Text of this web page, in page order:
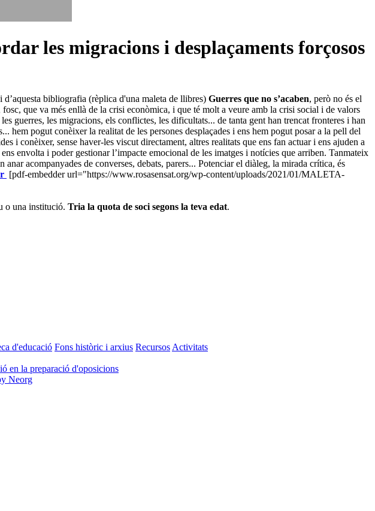
les migracions i desplaçaments forçosos
d’aquesta bibliografia (rèplica d'una maleta de llibres) Guerres que no s’acaben, però no és el
que va més enllà de la crisi econòmica, i que té molt a veure amb la crisi social i de valors
guerres, les migracions, els conflictes, les dificultats... de tanta gent han trencat fronteres i han
pogut conèixer la realitat de les persones desplaçades i ens hem pogut posar a la pell del
i conèixer, sense haver-les viscut directament, altres realitats que ens fan actuar i ens ajuden a
envolta i poder gestionar l’impacte emocional de les imatges i notícies que arriben. Tanmateix
acompanyades de converses, debats, parers... Potenciar el diàleg, la mirada crítica, és
[pdf-embedder url="https://www.rosasensat.org/wp-content/uploads/2021/01/MALETA-
o una institució. Tria la quota de soci segons la teva edat.
d'educació Fons històric i arxius Recursos Activitats
en la preparació d'oposicions
Neorg